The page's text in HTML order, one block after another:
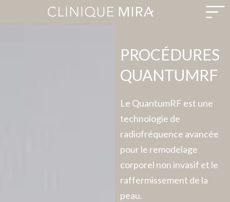
PROCÉDURES
QUANTUMRF
Le QuantumRF est une
technologie de
radiofréquence avancée
pour le remodelage
corporel non invasif et le
raffermissement de la
peau.